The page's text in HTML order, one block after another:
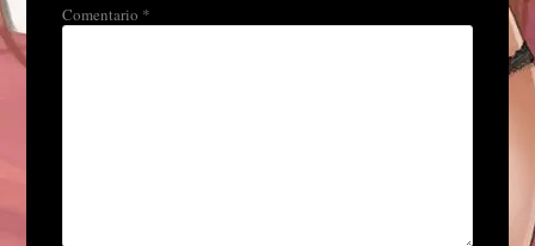
Comentario *